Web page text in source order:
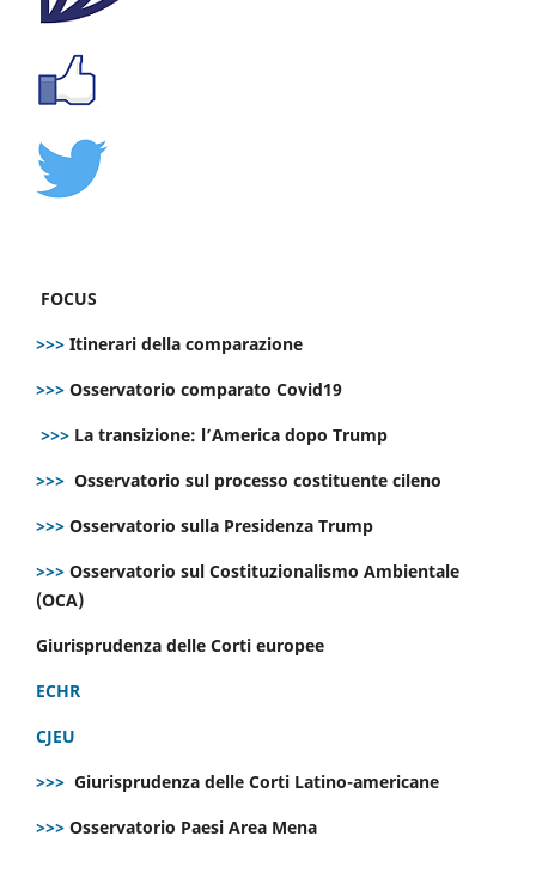
FOCUS
>>> Itinerari della comparazione
>>> Osservatorio comparato Covid19
>>> La transizione: l’America dopo Trump
>>> Osservatorio sul processo costituente cileno
>>> Osservatorio sulla Presidenza Trump
>>> Osservatorio sul Costituzionalismo Ambientale
(OCA)
Giurisprudenza delle Corti europee
ECHR
CJEU
>>> Giurisprudenza delle Corti Latino-americane
>>> Osservatorio Paesi Area Mena